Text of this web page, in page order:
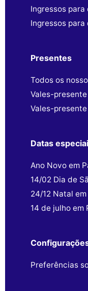
Ingressos para
Ingressos
Presentes
Todos os
Vales-
Vales-
Datas
Ano Novo em
14/02 Dia de
24/12 Natal
14 de julho em
Preferências